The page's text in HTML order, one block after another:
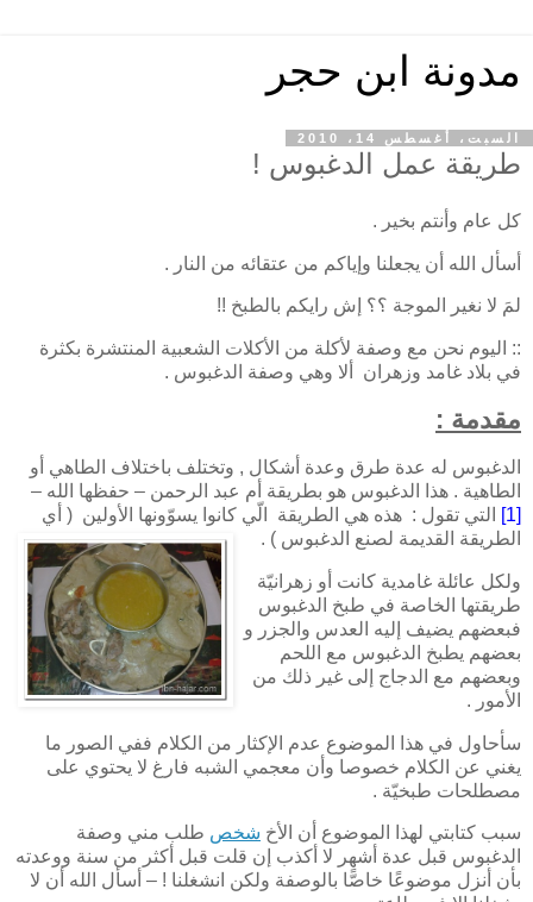
مدونة ابن حجر
السبت، أغسطس 14، 2010
طريقة عمل الدغبوس !
كل عام وأنتم بخير .
أسأل الله أن يجعلنا وإياكم من عتقائه من النار .
لمَ لا نغير الموجة ؟؟ إش رايكم بالطبخ !!
:: اليوم نحن مع وصفة لأكلة من الأكلات الشعبية المنتشرة بكثرة
في بلاد غامد وزهران ألا وهي وصفة الدغبوس .
مقدمة :
الدغبوس له عدة طرق وعدة أشكال , وتختلف باختلاف الطاهي أو
الطاهية . هذا الدغبوس هو بطريقة أم عبد الرحمن – حفظها الله –
[1]
التي تقول : هذه هي الطريقة الّي كانوا يسوّونها الأولين ( أي
الطريقة القديمة لصنع الدغبوس ) .
ولكل عائلة غامدية كانت أو زهرانيّة
طريقتها الخاصة في طبخ الدغبوس
فبعضهم يضيف إليه العدس والجزر و
بعضهم يطبخ الدغبوس مع اللحم
وبعضهم مع الدجاج إلى غير ذلك من
الأمور .
سأحاول في هذا الموضوع عدم الإكثار من الكلام ففي الصور ما
يغني عن الكلام خصوصا وأن معجمي الشبه فارغ لا يحتوي على
مصطلحات طبخيّة .
سبب كتابتي لهذا الموضوع أن الأخ شخص طلب مني وصفة
الدغبوس قبل عدة أشهر لا أكذب إن قلت قبل أكثر من سنة ووعدته
بأن أنزل موضوعًا خاصًّا بالوصفة ولكن انشغلنا ! – أسأل الله أن لا